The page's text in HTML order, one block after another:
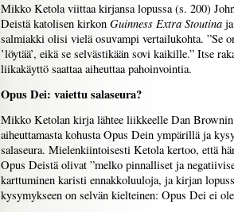
Mikko Ketola viittaa kirjansa lopussa (s. 200)
Deistä katolisen kirkon Guinness Extra Stoutina
salmiakki olisi vielä osuvampi vertailukohta. ”Se
’löytää’, eikä se selvästikään sovi kaikille.” Itse
liikakäyttö saattaa aiheuttaa pahoinvointia.
Opus Dei: vaiettu salaseura?
Mikko Ketolan kirja lähtee liikkeelle Dan
aiheuttamasta kohusta Opus Dein ympärillä ja
salaseura. Mielenkiintoisesti Ketola kertoo, että
Opus Deistä olivat ”melko pinnalliset ja
karttuminen karisti ennakkoluuloja, ja kirjan
kysymykseen on selvän kielteinen: Opus Dei ei